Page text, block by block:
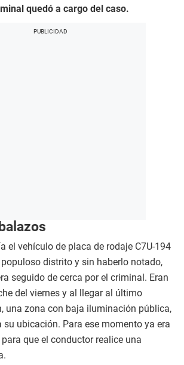
quedó a cargo del caso.
el vehículo de placa de rodaje C7U-194
distrito y sin haberlo notado,
seguido de cerca por el criminal. Eran
del viernes y al llegar al último
una zona con baja iluminación pública,
su ubicación. Para ese momento ya era
que el conductor realice una